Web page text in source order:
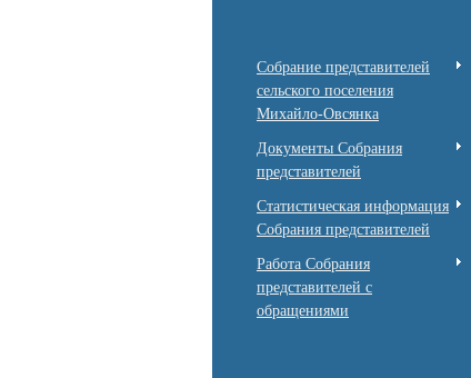
Собрание представителей
сельского поселения
Михайло-Овсянка
Документы Собрания
представителей
Статистическая информация
Собрания представителей
Работа Собрания
представителей с
обращениями